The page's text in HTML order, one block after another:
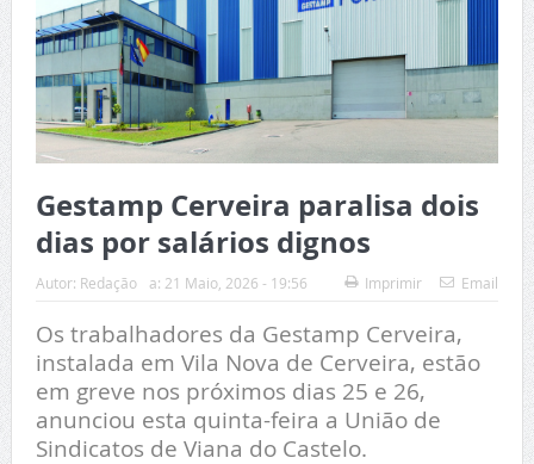
Gestamp Cerveira paralisa dois
dias por salários dignos
Autor: Redação a: 21 Maio, 2026 - 19:56 Imprimir Email
Os trabalhadores da Gestamp Cerveira,
instalada em Vila Nova de Cerveira, estão
em greve nos próximos dias 25 e 26,
anunciou esta quinta-feira a União de
Sindicatos de Viana do Castelo.